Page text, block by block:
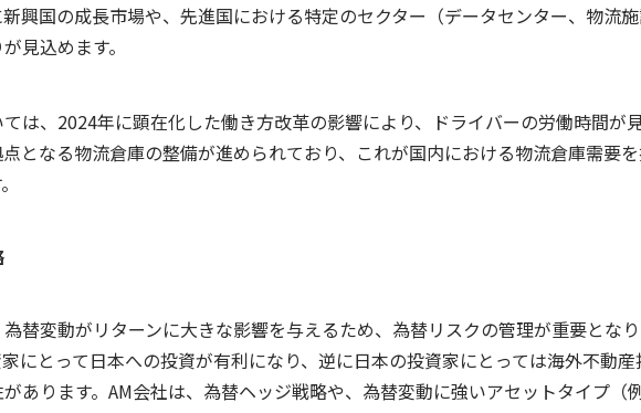
興国の成長市場や、先進国における特定のセクター（データセンター、物流
見込めます。
は、2024年に顕在化した働き方改革の影響により、ドライバーの労働時間が
となる物流倉庫の整備が進められており、これが国内における物流倉庫需要
替変動がリターンに大きな影響を与えるため、為替リスクの管理が重要とな
にとって日本への投資が有利になり、逆に日本の投資家にとっては海外不動産
あります。AM会社は、為替ヘッジ戦略や、為替変動に強いアセットタイプ（